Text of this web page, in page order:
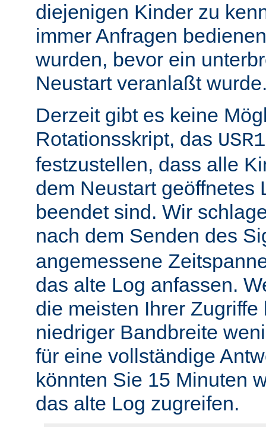
diejenigen Kinder zu
immer Anfragen
wurden, bevor ein
Neustart veranlaßt
Derzeit gibt es keine
Rotationsskript, das USR1
festzustellen, dass alle
dem Neustart geöffnetes
beendet sind. Wir
nach dem Senden des
angemessene
das alte Log anfassen.
die meisten Ihrer
niedriger Bandbreite
für eine vollständige
könnten Sie 15 Minuten
das alte Log zugreifen.